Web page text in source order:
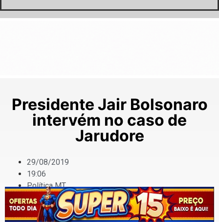
Presidente Jair Bolsonaro
intervém no caso de
Jarudore
29/08/2019
19:06
Política MT